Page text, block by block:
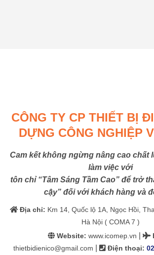
CÔNG TY CP THIẾT BỊ
DỰNG CÔNG NGHIỆP
Cam kết không ngừng nâng cao chất
làm việc với
tôn chỉ “Tâm Sáng Tầm Cao” để trở
cậy” đối với khách hàng và
Địa chỉ: Km 14, Quốc lộ 1A, Ngọc Hồi,
Hà Nội ( COMA 7 )
Website: www.icomep.vn
thietbidienico@gmail.com
Điện thoại: